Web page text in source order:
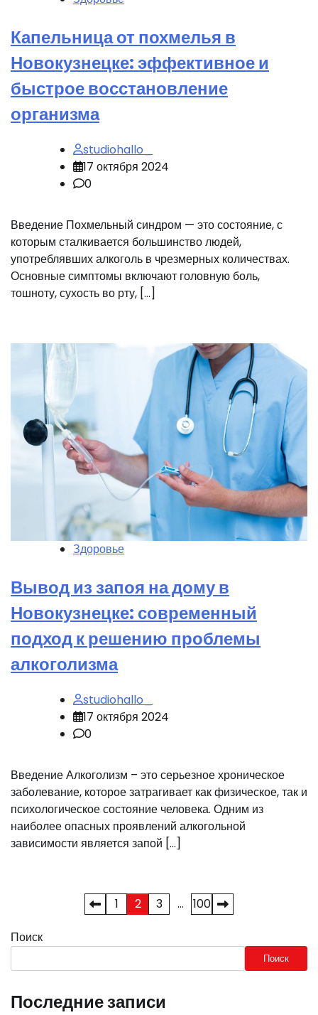
Капельница от похмелья в
Новокузнецке: эффективное и
быстрое восстановление
организма
studiohallo_
17 октября 2024
0
Введение Похмельный синдром — это состояние, с
которым сталкивается большинство людей,
употреблявших алкоголь в чрезмерных количествах.
Основные симптомы включают головную боль,
тошноту, сухость во рту, […]
Здоровье
Вывод из запоя на дому в
Новокузнецке: современный
подход к решению проблемы
алкоголизма
studiohallo_
17 октября 2024
0
Введение Алкоголизм – это серьезное хроническое
заболевание, которое затрагивает как физическое, так и
психологическое состояние человека. Одним из
наиболее опасных проявлений алкогольной
зависимости является запой […]
Пагинация
записей
1 2 3 … 100
Поиск
Поиск
Последние записи